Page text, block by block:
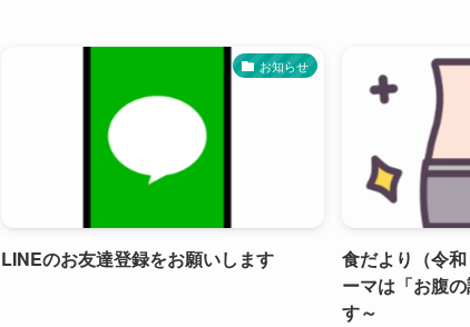
お知らせ
LINEのお友達登録をお願いします
食だより（令
ーマは「お腹
す～